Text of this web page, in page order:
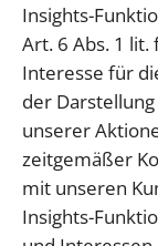
Insights-
Art. 6 Abs. 1 lit.
Interesse für
der
unserer
zeitgemäßer
mit unseren
Insights-